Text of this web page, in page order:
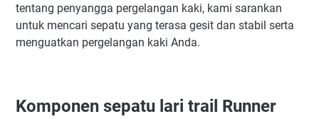
tentang penyangga pergelangan kaki, kami sarankan
untuk mencari sepatu yang terasa gesit dan stabil serta
menguatkan pergelangan kaki Anda.
Komponen sepatu lari trail Runner